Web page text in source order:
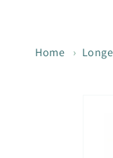
Home ›